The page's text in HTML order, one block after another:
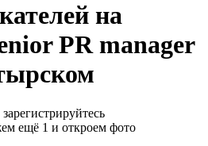
на
PR manager
ещё 1 и откроем фото